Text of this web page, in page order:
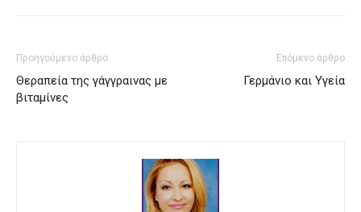
Προηγούμενο άρθρο
Θεραπεία της γάγγραινας με
βιταμίνες
Επόμενο άρθρο
Γερμάνιο και Υγεία